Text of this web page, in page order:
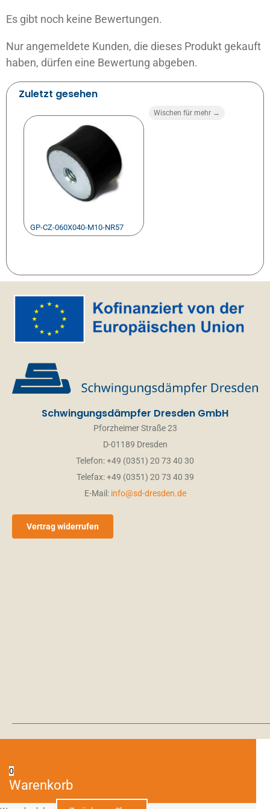
Es gibt noch keine Bewertungen.
Nur angemeldete Kunden, die dieses Produkt gekauft
haben, dürfen eine Bewertung abgeben.
Zuletzt gesehen
Wischen für mehr →
GP-CZ-060X040-M10-NR57
Schwingungsdämpfer Dresden GmbH
Pforzheimer Straße 23
D-01189 Dresden
Telefon: +49 (0351) 20 73 40 30
Telefax: +49 (0351) 20 73 40 39
E-Mail: info@sd-dresden.de
Vertrag widerrufen
0
Warenkorb